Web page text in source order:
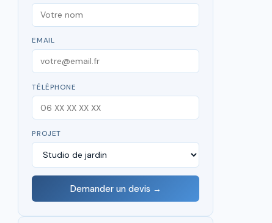
EMAIL
TÉLÉPHONE
PROJET
Demander un devis →